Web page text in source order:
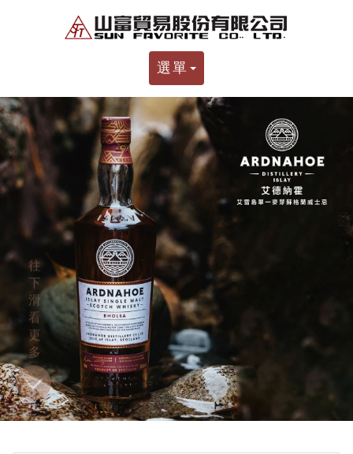
選單
往
下
滑
看
更
多